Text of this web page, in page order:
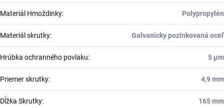
Materiál Hmoždinky: Polypropylén
Materiál skrutky: Galvanicky pozinkovaná oceľ
Hrúbka ochranného povlaku: 5 μm
Priemer skrutky: 4,9 mm
Dĺžka Skrutky: 165 mm